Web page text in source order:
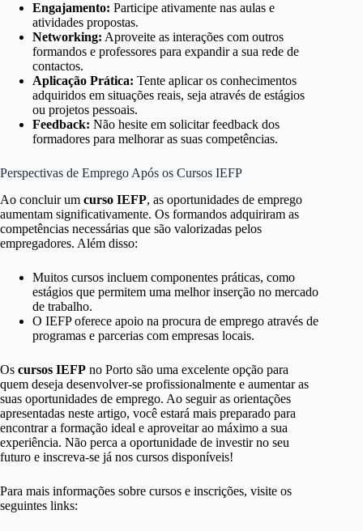
Engajamento: Participe ativamente nas aulas e
atividades propostas.
Networking: Aproveite as interações com outros
formandos e professores para expandir a sua rede de
contactos.
Aplicação Prática: Tente aplicar os conhecimentos
adquiridos em situações reais, seja através de estágios
ou projetos pessoais.
Feedback: Não hesite em solicitar feedback dos
formadores para melhorar as suas competências.
Perspectivas de Emprego Após os Cursos IEFP
Ao concluir um curso IEFP, as oportunidades de emprego
aumentam significativamente. Os formandos adquiriram as
competências necessárias que são valorizadas pelos
empregadores. Além disso:
Muitos cursos incluem componentes práticas, como
estágios que permitem uma melhor inserção no mercado
de trabalho.
O IEFP oferece apoio na procura de emprego através de
programas e parcerias com empresas locais.
Os cursos IEFP no Porto são uma excelente opção para
quem deseja desenvolver-se profissionalmente e aumentar as
suas oportunidades de emprego. Ao seguir as orientações
apresentadas neste artigo, você estará mais preparado para
encontrar a formação ideal e aproveitar ao máximo a sua
experiência. Não perca a oportunidade de investir no seu
futuro e inscreva-se já nos cursos disponíveis!
Para mais informações sobre cursos e inscrições, visite os
seguintes links: